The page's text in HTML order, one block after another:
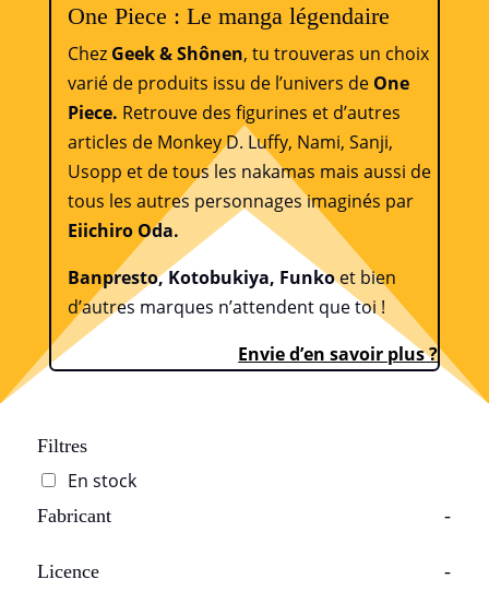
One Piece : Le manga légendaire
Chez Geek & Shônen, tu trouveras un choix
varié de produits issu de l’univers de One
Piece. Retrouve des figurines et d’autres
articles de Monkey D. Luffy, Nami, Sanji,
Usopp et de tous les nakamas mais aussi de
tous les autres personnages imaginés par
Eiichiro Oda.
Banpresto, Kotobukiya, Funkoet bien
d’autres marques n’attendent que toi !
Envie d’en savoir plus ?
Filtres
En stock
Fabricant -
Licence -